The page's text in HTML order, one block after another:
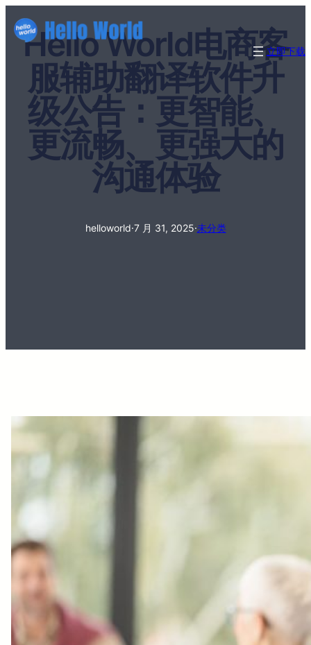
立即下载
Hello World电商客
服辅助翻译软件升
级公告：更智能、
更流畅、更强大的
沟通体验
helloworld·7 月 31, 2025·未分类